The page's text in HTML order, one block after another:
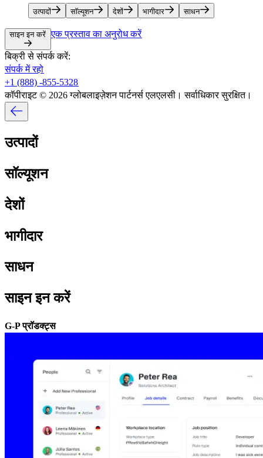
उत्पादों​​ सॉल्यूशन​​ देशों​​ भागीदार​​ साधन​​
साइन इन करें​​ एक प्रस्ताव का अनुरोध करें​​
बिक्री से संपर्क करें:​​
संपर्क में रहो​​
+1 (888) -855-5328​​
कॉपीराइट © 2026 ग्लोबलाइज़ेशन पार्टनर्स एलएलसी। सर्वाधिकार सुरक्षित।​​
उत्पादों​​
सॉल्यूशन​​
देशों​​
भागीदार​​
साधन​​
साइन इन करें​​
G-P प्रॉडक्ट्स​​